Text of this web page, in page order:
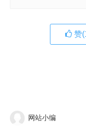
赞(
网站小编